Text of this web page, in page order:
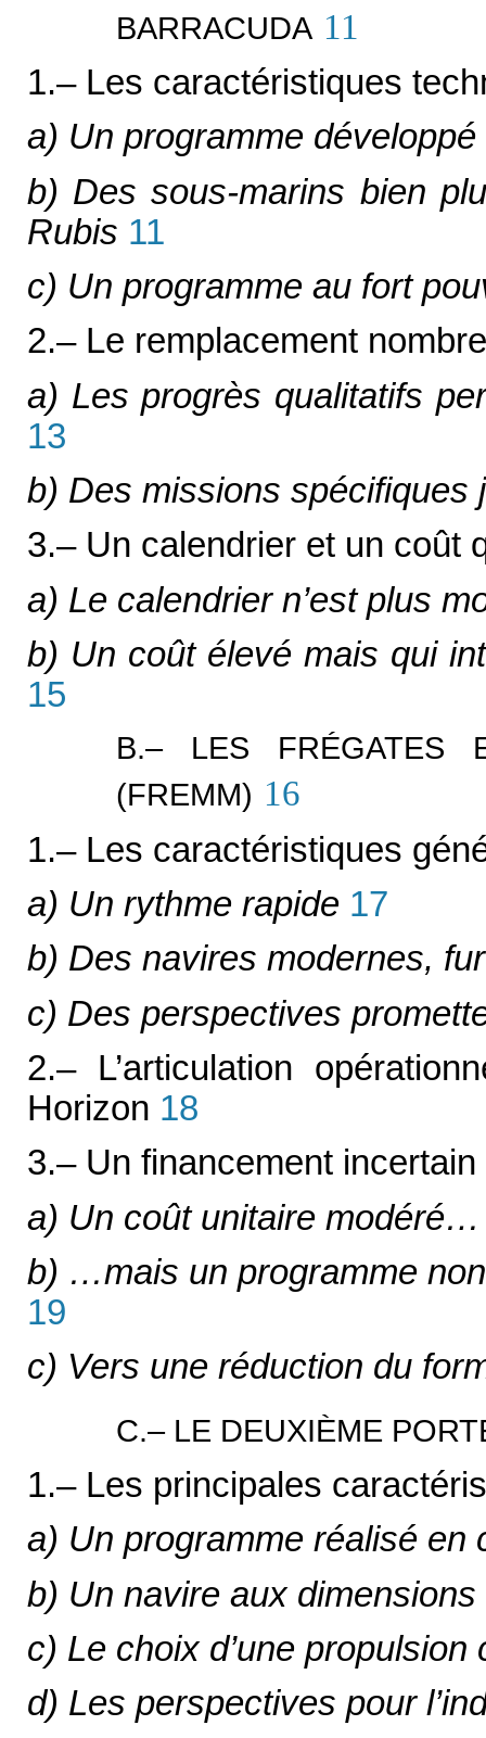
BARRACUDA 11
1.– Les caractéristiques
a) Un programme
b) Des sous-marins bien
Rubis 11
c) Un programme au fort
2.– Le remplacement
a) Les progrès qualitatifs
13
b) Des missions spécifiques
3.– Un calendrier et un coût
a) Le calendrier n’est plus
b) Un coût élevé mais qui
15
B.– LES FRÉGATES
(FREMM) 16
1.– Les caractéristiques
a) Un rythme rapide 17
b) Des navires modernes,
c) Des perspectives
2.– L’articulation
Horizon 18
3.– Un financement incertain
a) Un coût unitaire modéré…
b) …mais un programme
19
c) Vers une réduction du
C.– LE DEUXIÈME
1.– Les principales
a) Un programme réalisé en
b) Un navire aux
c) Le choix d’une propulsion
d) Les perspectives pour